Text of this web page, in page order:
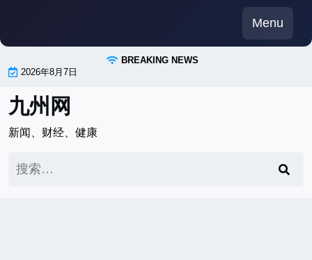
content
Menu
BREAKING NEWS
2026年8月7日
九州网
新闻、财经、健康
索：